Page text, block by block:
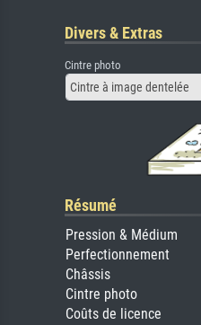
Divers & Extras
Cintre photo
Cintre à image dentelée
Résumé
Pression & Médium
Perfectionnement
Châssis
Cintre photo
Coûts de licence